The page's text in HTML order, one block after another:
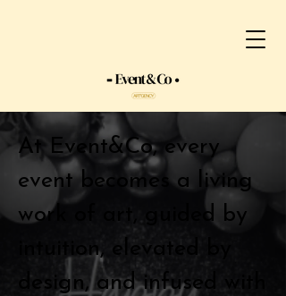
At Event&Co, every
event becomes a living
work of art, guided by
intuition, elevated by
design, and infused with